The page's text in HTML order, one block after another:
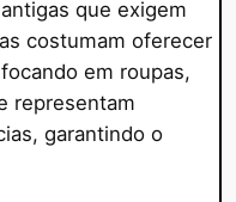
que exigem
costumam oferecer
em roupas,
representam
garantindo o